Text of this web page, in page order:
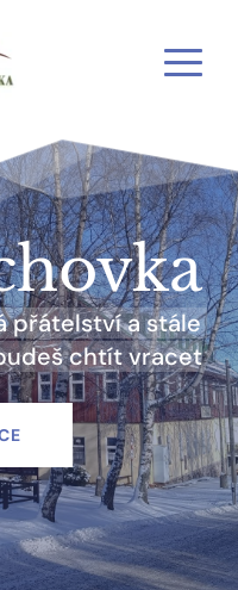
přátelství a stále
chtít vracet